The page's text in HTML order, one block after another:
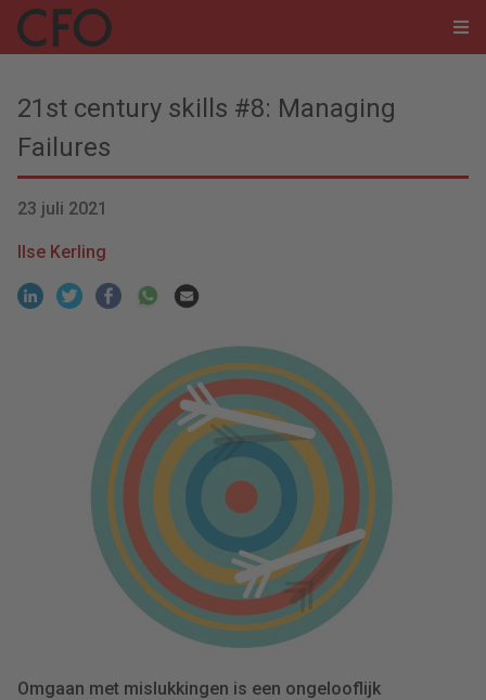
21st century skills #8: Managing
Failures
23 juli 2021
Ilse Kerling
Omgaan met mislukkingen is een ongelooflijk